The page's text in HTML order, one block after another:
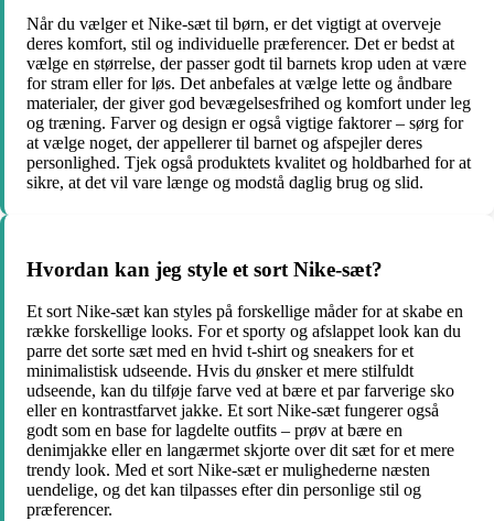
Når du vælger et Nike-sæt til børn, er det vigtigt at overveje
deres komfort, stil og individuelle præferencer. Det er bedst at
vælge en størrelse, der passer godt til barnets krop uden at være
for stram eller for løs. Det anbefales at vælge lette og åndbare
materialer, der giver god bevægelsesfrihed og komfort under leg
og træning. Farver og design er også vigtige faktorer – sørg for
at vælge noget, der appellerer til barnet og afspejler deres
personlighed. Tjek også produktets kvalitet og holdbarhed for at
sikre, at det vil vare længe og modstå daglig brug og slid.
Hvordan kan jeg style et sort Nike-sæt?
Et sort Nike-sæt kan styles på forskellige måder for at skabe en
række forskellige looks. For et sporty og afslappet look kan du
parre det sorte sæt med en hvid t-shirt og sneakers for et
minimalistisk udseende. Hvis du ønsker et mere stilfuldt
udseende, kan du tilføje farve ved at bære et par farverige sko
eller en kontrastfarvet jakke. Et sort Nike-sæt fungerer også
godt som en base for lagdelte outfits – prøv at bære en
denimjakke eller en langærmet skjorte over dit sæt for et mere
trendy look. Med et sort Nike-sæt er mulighederne næsten
uendelige, og det kan tilpasses efter din personlige stil og
præferencer.